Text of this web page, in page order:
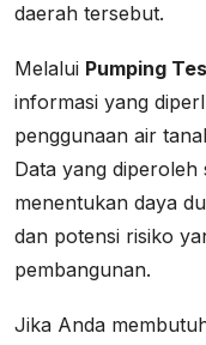
daerah tersebut.
Melalui Pumping
informasi yang
penggunaan air
Data yang
menentukan daya
dan potensi risiko
pembangunan.
Jika Anda